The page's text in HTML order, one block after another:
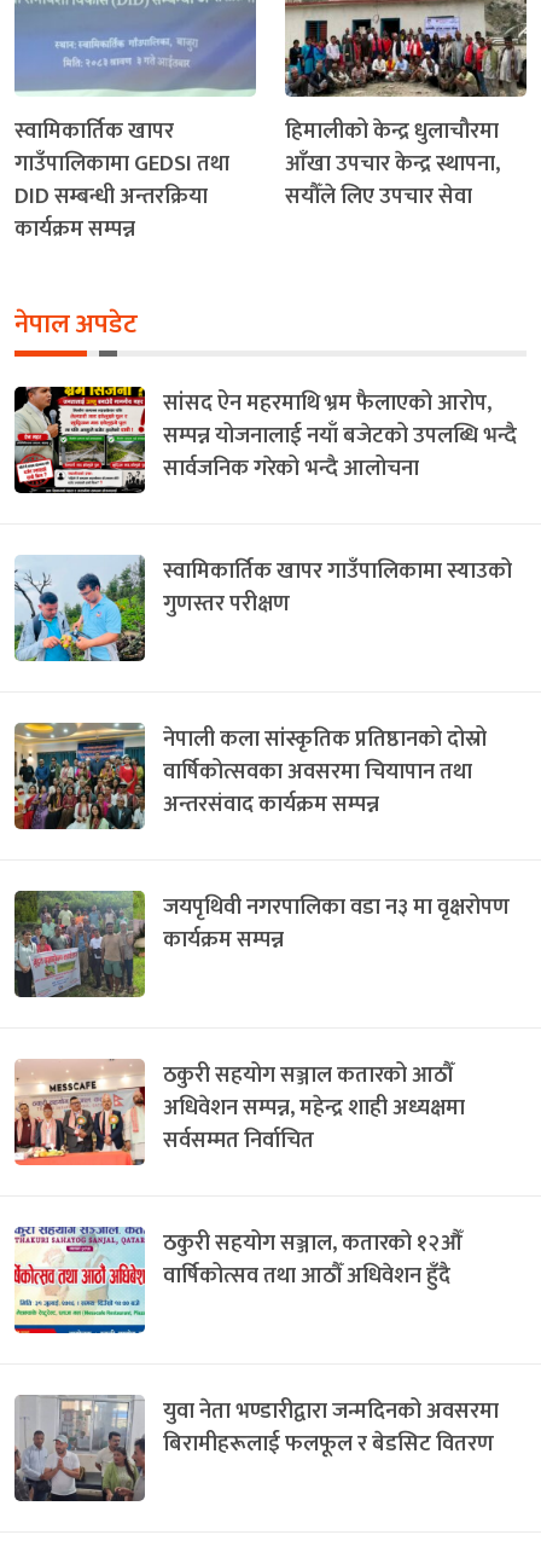
स्वामिकार्तिक खापर
गाउँपालिकामा GEDSI तथा
DID सम्बन्धी अन्तरक्रिया
कार्यक्रम सम्पन्न
हिमालीको केन्द्र धुलाचौरमा
आँखा उपचार केन्द्र स्थापना,
सयौँले लिए उपचार सेवा
नेपाल अपडेट
सांसद ऐन महरमाथि भ्रम फैलाएको आरोप,
सम्पन्न योजनालाई नयाँ बजेटको उपलब्धि भन्दै
सार्वजनिक गरेको भन्दै आलोचना
स्वामिकार्तिक खापर गाउँपालिकामा स्याउको
गुणस्तर परीक्षण
नेपाली कला सांस्कृतिक प्रतिष्ठानको दोस्रो
वार्षिकोत्सवका अवसरमा चियापान तथा
अन्तरसंवाद कार्यक्रम सम्पन्न
जयपृथिवी नगरपालिका वडा न३ मा वृक्षरोपण
कार्यक्रम सम्पन्न
ठकुरी सहयोग सञ्जाल कतारको आठौँ
अधिवेशन सम्पन्न, महेन्द्र शाही अध्यक्षमा
सर्वसम्मत निर्वाचित
ठकुरी सहयोग सञ्जाल, कतारको १२औँ
वार्षिकोत्सव तथा आठौँ अधिवेशन हुँदै
युवा नेता भण्डारीद्वारा जन्मदिनको अवसरमा
बिरामीहरूलाई फलफूल र बेडसिट वितरण